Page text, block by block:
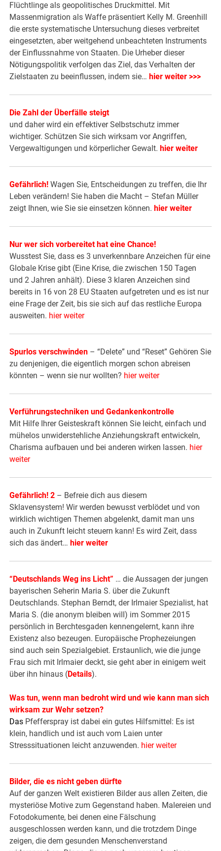
Flüchtlinge als geopolitisches Druckmittel. Mit
Massenmigration als Waffe präsentiert Kelly M. Greenhill
die erste systematische Untersuchung dieses verbreitet
eingesetzten, aber weitgehend unbeachteten Instruments
der Einflussnahme von Staaten. Die Urheber dieser
Nötigungspolitik verfolgen das Ziel, das Verhalten der
Zielstaaten zu beeinflussen, indem sie… hier weiter >>>
Die Zahl der Überfälle steigt
und daher wird ein effektiver Selbstschutz immer
wichtiger. Schützen Sie sich wirksam vor Angriffen,
Vergewaltigungen und körperlicher Gewalt. hier weiter
Gefährlich! Wagen Sie, Entscheidungen zu treffen, die Ihr
Leben verändern! Sie haben die Macht – Stefan Müller
zeigt Ihnen, wie Sie sie einsetzen können. hier weiter
Nur wer sich vorbereitet hat eine Chance!
Wusstest Sie, dass es 3 unverkennbare Anzeichen für eine
Globale Krise gibt (Eine Krise, die zwischen 150 Tagen
und 2 Jahren anhält). Diese 3 klaren Anzeichen sind
bereits in 16 von 28 EU Staaten aufgetreten und es ist nur
eine Frage der Zeit, bis sie sich auf das restliche Europa
ausweiten. hier weiter
Spurlos verschwinden – “Delete” und “Reset” Gehören Sie
zu denjenigen, die eigentlich morgen schon abreisen
könnten – wenn sie nur wollten? hier weiter
Verführungstechniken und Gedankenkontrolle
Mit Hilfe Ihrer Geisteskraft können Sie leicht, einfach und
mühelos unwiderstehliche Anziehungskraft entwickeln,
Charisma aufbauen und bei anderen wirken lassen. hier
weiter
Gefährlich! 2 – Befreie dich aus diesem
Sklavensystem! Wir werden bewusst verblödet und von
wirklich wichtigen Themen abgelenkt, damit man uns
auch in Zukunft leicht steuern kann! Es wird Zeit, dass
sich das ändert… hier weiter
“ Deutschlands Weg ins Licht” … die Aussagen der jungen
bayerischen Seherin Maria S. über die Zukunft
Deutschlands. Stephan Berndt, der Irlmaier Spezialist, hat
Maria S. (die anonym bleiben will) im Sommer 2015
persönlich in Berchtesgaden kennengelernt, kann ihre
Existenz also bezeugen. Europäische Prophezeiungen
sind auch sein Spezialgebiet. Erstaunlich, wie die junge
Frau sich mit Irlmaier deckt, sie geht aber in einigem weit
über ihn hinaus (Details).
Was tun, wenn man bedroht wird und wie kann man sich
wirksam zur Wehr setzen?
Das Pfefferspray ist dabei ein gutes Hilfsmittel: Es ist
klein, handlich und ist auch vom Laien unter
Stresssituationen leicht anzuwenden. hier weiter
Bilder, die es nicht geben dürfte
Auf der ganzen Welt existieren Bilder aus allen Zeiten, die
mysteriöse­ Motive zum Gegenstand haben. Malereien und
Fotodokumente, bei denen eine Fälschung
ausgeschlossen werden kann, und die trotzdem Dinge
zeigen, die dem gesunden Menschenverstand